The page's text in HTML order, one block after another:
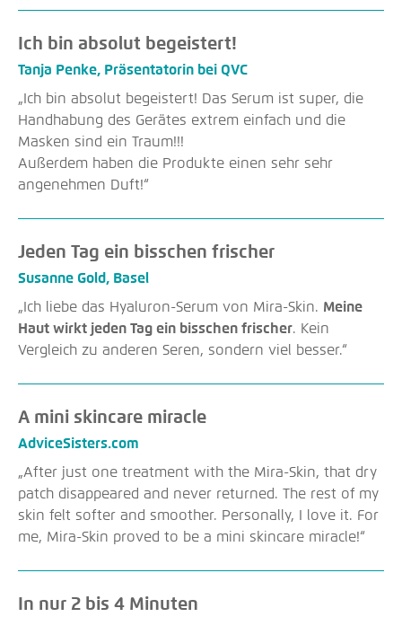
Ich bin absolut begeistert!
Tanja Penke, Präsentatorin bei QVC
„Ich bin absolut begeistert! Das Serum ist super, die
Handhabung des Gerätes extrem einfach und die
Masken sind ein Traum!!!
Außerdem haben die Produkte einen sehr sehr
angenehmen Duft!“
Jeden Tag ein bisschen frischer
Susanne Gold, Basel
Ich liebe das Hyaluron-Serum von Mira-Skin. Meine
Haut wirkt jeden Tag ein bisschen frischer. Kein
Vergleich zu anderen Seren, sondern viel besser.
A mini skincare miracle
AdviceSisters.com
After just one treatment with the Mira-Skin, that dry
patch disappeared and never returned. The rest of my
skin felt softer and smoother. Personally, I love it. For
me, Mira-Skin proved to be a mini skincare miracle!
In nur 2 bis 4 Minuten